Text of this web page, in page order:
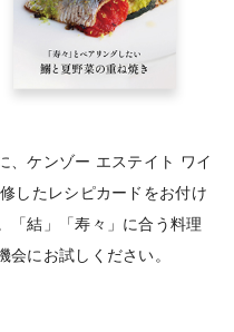
、ケンゾー エステイト ワイ
したレシピカードをお付け
「結」「寿々」に合う料理
会にお試しください。